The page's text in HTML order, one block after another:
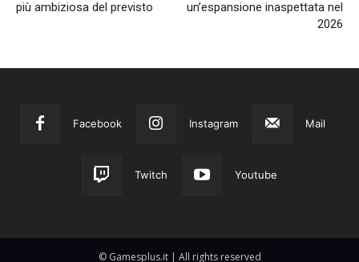
più ambiziosa del previsto
un’espansione inaspettata nel
2026
Facebook Instagram Mail
Twitch Youtube
© Gamesplus.it | All rights reserved